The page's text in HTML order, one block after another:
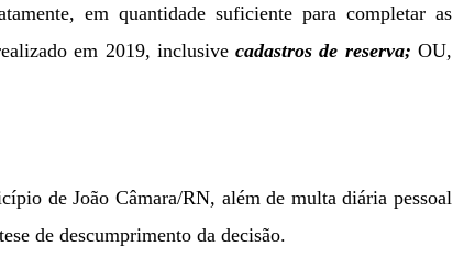
em quantidade suficiente para completar as
em 2019, inclusivecadastros de reserva; OU,
de João Câmara/RN, além de multa diária pessoal
de descumprimento da decisão.